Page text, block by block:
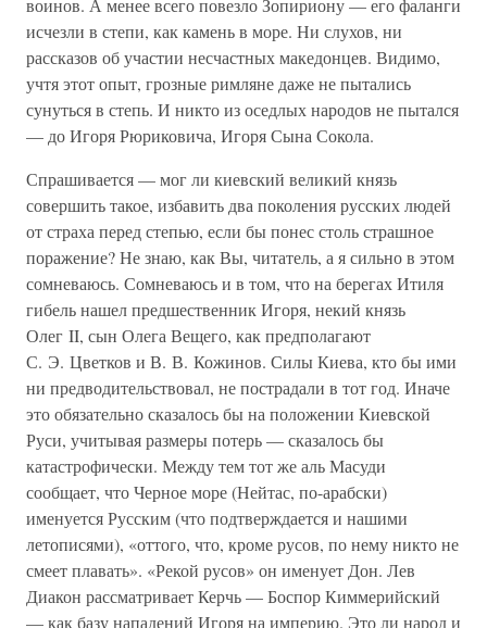
воинов. А менее всего повезло Зопириону — его фаланги
исчезли в степи, как камень в море. Ни слухов, ни
рассказов об участии несчастных македонцев. Видимо,
учтя этот опыт, грозные римляне даже не пытались
сунуться в степь. И никто из оседлых народов не пытался
— до Игоря Рюриковича, Игоря Сына Сокола.
Спрашивается — мог ли киевский великий князь
совершить такое, избавить два поколения русских людей
от страха перед степью, если бы понес столь страшное
поражение? Не знаю, как Вы, читатель, а я сильно в этом
сомневаюсь. Сомневаюсь и в том, что на берегах Итиля
гибель нашел предшественник Игоря, некий князь
Олег II, сын Олега Вещего, как предполагают
С. Э. Цветков и В. В. Кожинов. Силы Киева, кто бы ими
ни предводительствовал, не пострадали в тот год. Иначе
это обязательно сказалось бы на положении Киевской
Руси, учитывая размеры потерь — сказалось бы
катастрофически. Между тем тот же аль Масуди
сообщает, что Черное море (Нейтас, по-арабски)
именуется Русским (что подтверждается и нашими
летописями), «оттого, что, кроме русов, по нему никто не
смеет плавать». «Рекой русов» он именует Дон. Лев
Диакон рассматривает Керчь — Боспор Киммерийский
— как базу нападений Игоря на империю. Это ли народ и